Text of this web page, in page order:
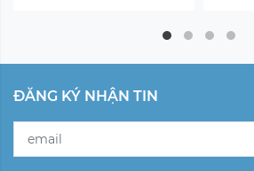
ĐĂNG KÝ NHẬN TIN